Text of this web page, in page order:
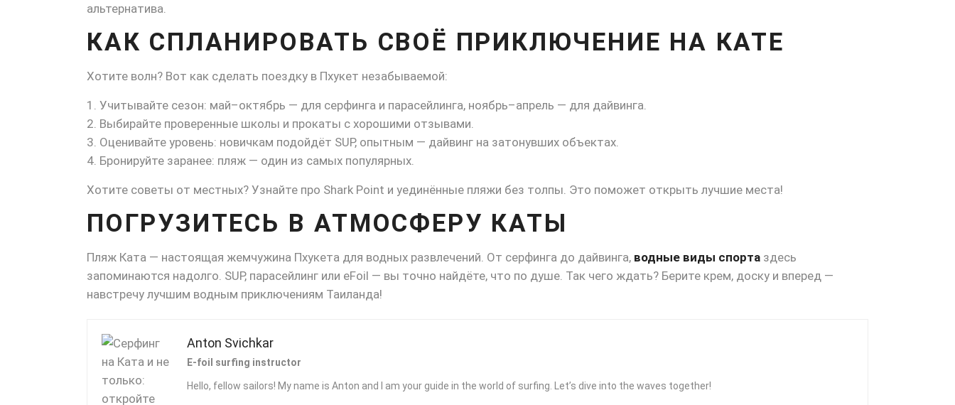
альтернатива.
КАК СПЛАНИРОВАТЬ СВОЁ ПРИКЛЮЧЕНИЕ НА КАТЕ
Хотите волн? Вот как сделать поездку в Пхукет незабываемой:
Учитывайте сезон: май–октябрь — для серфинга и парасейлинга, ноябрь–апрель — для дайвинга.
Выбирайте проверенные школы и прокаты с хорошими отзывами.
Оценивайте уровень: новичкам подойдёт SUP, опытным — дайвинг на затонувших объектах.
Бронируйте заранее: пляж — один из самых популярных.
Хотите советы от местных? Узнайте про Shark Point и уединённые пляжи без толпы. Это поможет открыть лучшие места!
ПОГРУЗИТЕСЬ В АТМОСФЕРУ КАТЫ
Пляж Ката — настоящая жемчужина Пхукета для водных развлечений. От серфинга до дайвинга, водные виды спорта здесь
запоминаются надолго. SUP, парасейлинг или eFoil — вы точно найдёте, что по душе. Так чего ждать? Берите крем, доску и вперед —
навстречу лучшим водным приключениям Таиланда!
Anton Svichkar
E-foil surfing instructor
Hello, fellow sailors! My name is Anton and I am your guide in the world of surfing. Let’s dive into the waves together!